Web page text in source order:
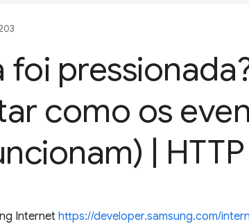
foi
como os
Internet https://developer.samsung.com/